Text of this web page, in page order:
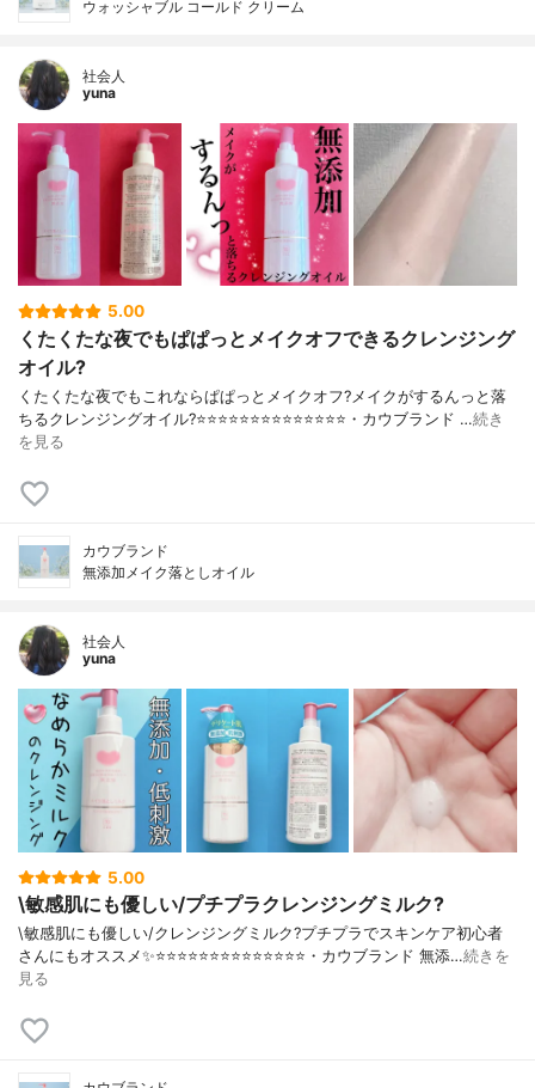
ウォッシャブル コールド クリーム
社会人
yuna
5.00
くたくたな夜でもぱぱっとメイクオフできるクレンジング
オイル?
くたくたな夜でもこれならぱぱっとメイクオフ?メイクがするんっと落
ちるクレンジングオイル?⭐️⭐️⭐️⭐️⭐️⭐️⭐️⭐️⭐️⭐️⭐️⭐️⭐️⭐️・カウブランド …続き
を見る
カウブランド
無添加メイク落としオイル
社会人
yuna
5.00
\敏感肌にも優しい/プチプラクレンジングミルク?
\敏感肌にも優しい/クレンジングミルク?プチプラでスキンケア初心者
さんにもオススメ✨⭐️⭐️⭐️⭐️⭐️⭐️⭐️⭐️⭐️⭐️⭐️⭐️⭐️⭐️・カウブランド 無添…続きを
見る